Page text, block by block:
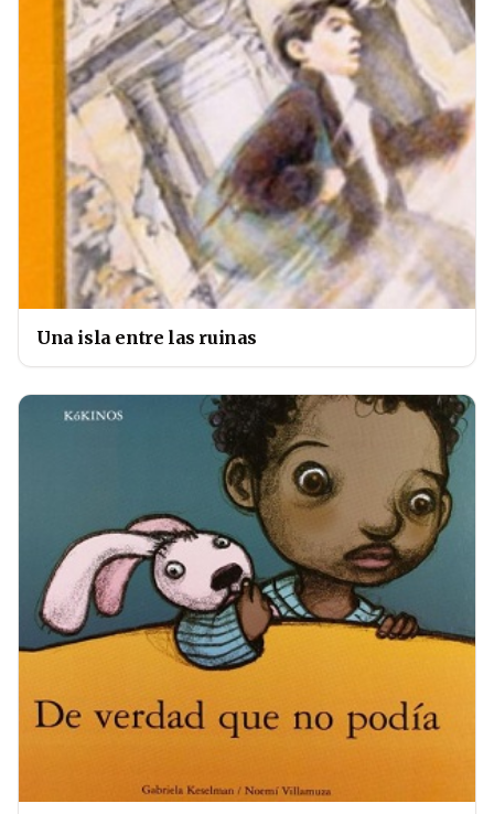
Una isla entre las ruinas